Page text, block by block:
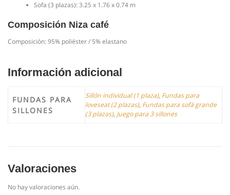
Sofa (3 plazas): 3.25 x 1.76 x 0.74 m
Composición Niza café
Composición: 95% poliéster / 5% elastano
Información adicional
FUNDAS PARA
SILLONES
Sillón individual (1 plaza), Fundas para
loveseat (2 plazas), Fundas para sofá grande
(3 plazas), Juego para 3 sillones
Valoraciones
No hay valoraciones aún.